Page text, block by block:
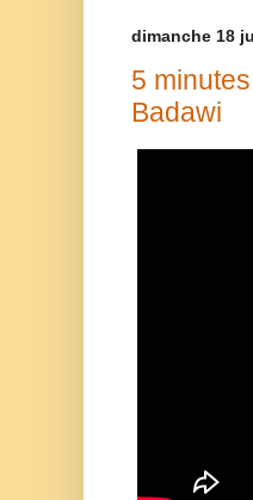
dimanche 18
5
Badawi